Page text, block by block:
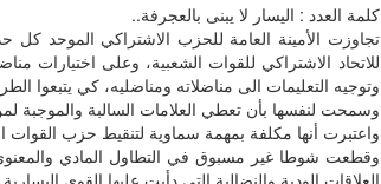
كلمة العدد : اليسار لا يبنى بالعجرفة..
تجاوزت الأمينة العامة للحزب الاشتراكي الموحد كل
للاتحاد الاشتراكي للقوات الشعبية، وعلى اختيارات
وتوجيه التعليمات الى مناضلاته ومناضليه، كي يتبعوا
وسمحت لنفسها بأن تعطي العلامات السالبة والموجبة
واعتبرت أنها مكلفة بمهمة سماوية لتنقيط حزب القوات
وقطعت شوطا غير مسبوق في التطاول المادي
العلاقات الودية والنضالية التي دأبت عليها القوى